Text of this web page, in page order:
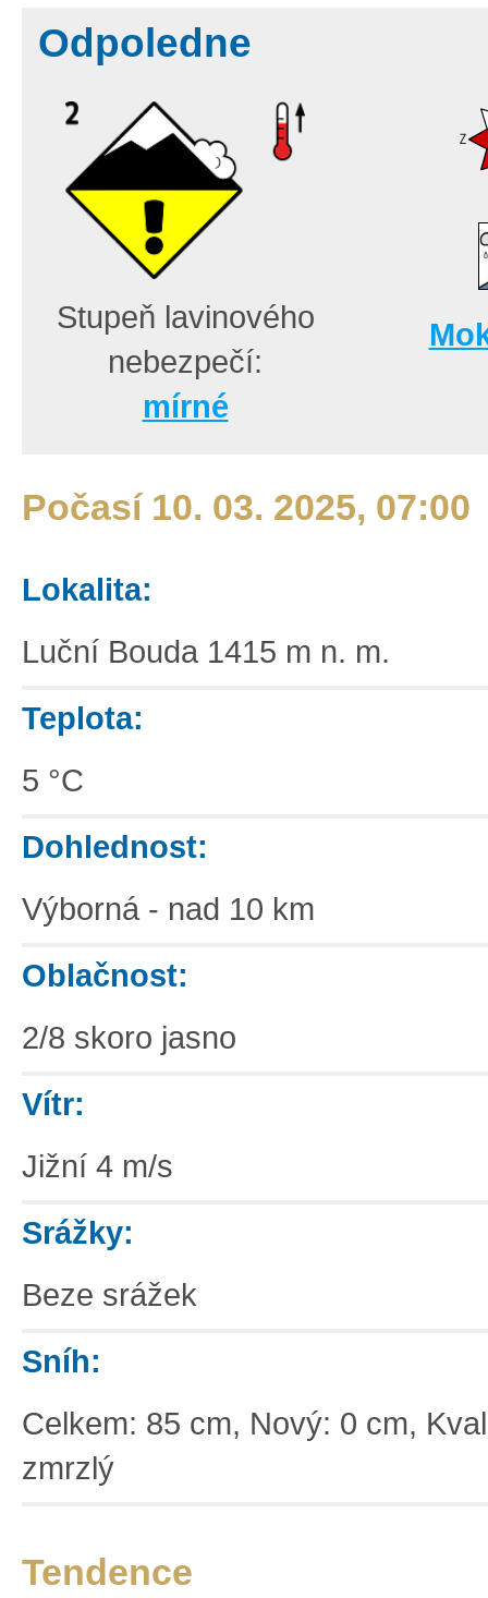
Odpoledne
Stupeň lavinového
nebezpečí:
mírné
Počasí 10. 03. 2025, 07:00
Lokalita:
Luční Bouda 1415 m n. m.
Teplota:
5 °C
Dohlednost:
Výborná - nad 10 km
Oblačnost:
2/8 skoro jasno
Vítr:
Jižní 4 m/s
Srážky:
Beze srážek
Sníh:
Celkem: 85 cm, Nový: 0 cm,
zmrzlý
Tendence
Základní
Satelitní